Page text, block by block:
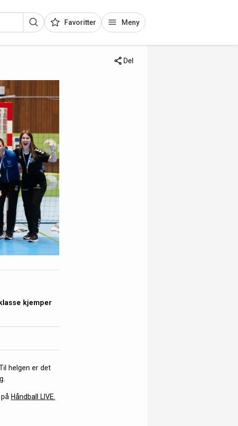
Favoritter Meny
Del
kjemper
helgen er det
Håndball LIVE.